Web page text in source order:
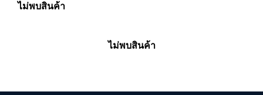
ไม่พบสินค้า
ไม่พบสินค้า